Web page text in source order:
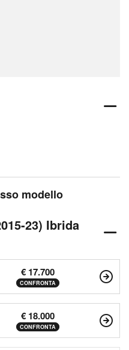
modello
23) Ibrida
€ 17.700
CONFRONTA
€ 18.000
CONFRONTA